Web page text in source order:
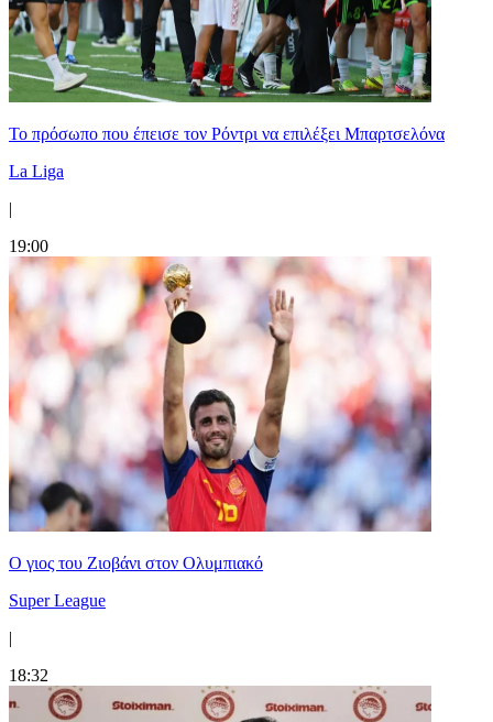
Το πρόσωπο που έπεισε τον Ρόντρι να επιλέξει Μπαρτσελόνα
La Liga
|
19:00
Ο γιος του Ζιοβάνι στον Ολυμπιακό
Super League
|
18:32